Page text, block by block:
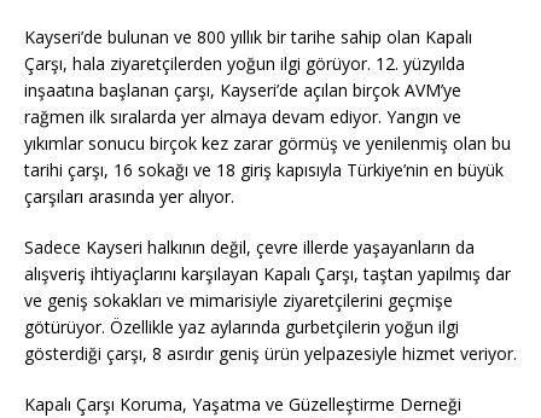
Kayseri’de bulunan ve 800 yıllık bir tarihe sahip olan Kapalı
Çarşı, hala ziyaretçilerden yoğun ilgi görüyor. 12. yüzyılda
inşaatına başlanan çarşı, Kayseri’de açılan birçok AVM’ye
rağmen ilk sıralarda yer almaya devam ediyor. Yangın ve
yıkımlar sonucu birçok kez zarar görmüş ve yenilenmiş olan bu
tarihi çarşı, 16 sokağı ve 18 giriş kapısıyla Türkiye’nin en büyük
çarşıları arasında yer alıyor.
Sadece Kayseri halkının değil, çevre illerde yaşayanların da
alışveriş ihtiyaçlarını karşılayan Kapalı Çarşı, taştan yapılmış dar
ve geniş sokakları ve mimarisiyle ziyaretçilerini geçmişe
götürüyor. Özellikle yaz aylarında gurbetçilerin yoğun ilgi
gösterdiği çarşı, 8 asırdır geniş ürün yelpazesiyle hizmet veriyor.
Kapalı Çarşı Koruma, Yaşatma ve Güzelleştirme Derneği